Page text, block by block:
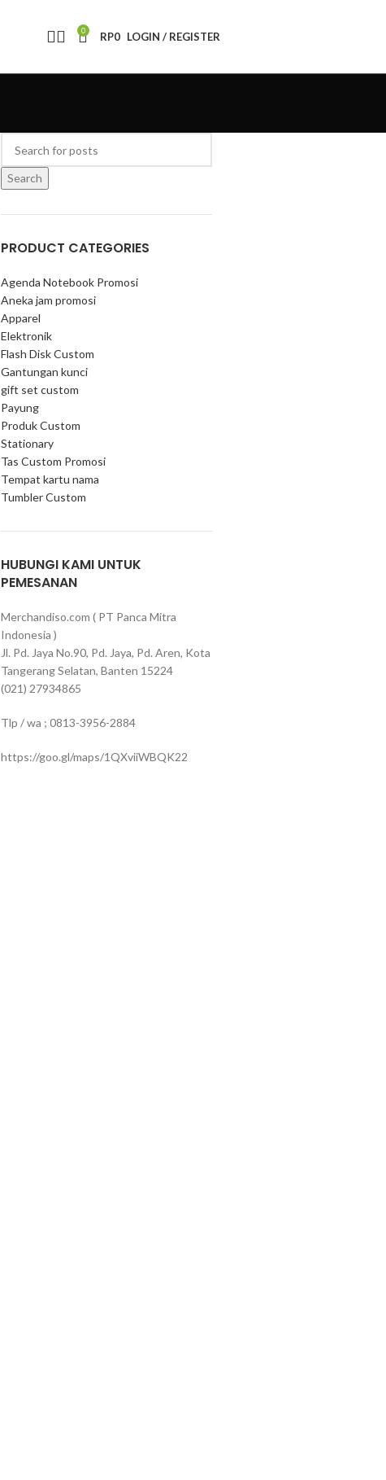
0 RP0 LOGIN / REGISTER
Search
PRODUCT CATEGORIES
Agenda Notebook Promosi
Aneka jam promosi
Apparel
Elektronik
Flash Disk Custom
Gantungan kunci
gift set custom
Payung
Produk Custom
Stationary
Tas Custom Promosi
Tempat kartu nama
Tumbler Custom
HUBUNGI KAMI UNTUK
PEMESANAN
Merchandiso.com ( PT Panca Mitra
Indonesia )
Jl. Pd. Jaya No.90, Pd. Jaya, Pd. Aren, Kota
Tangerang Selatan, Banten 15224
(021) 27934865
Tlp / wa ; 0813-3956-2884
https://goo.gl/maps/1QXviiWBQK22